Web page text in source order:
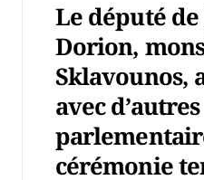
Le député
Dorion,
Sklavounos,
avec d’autres
cérémonie